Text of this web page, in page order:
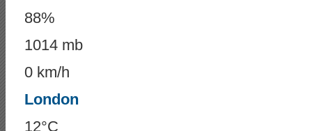
88%
1014 mb
0 km/h
London
12°C